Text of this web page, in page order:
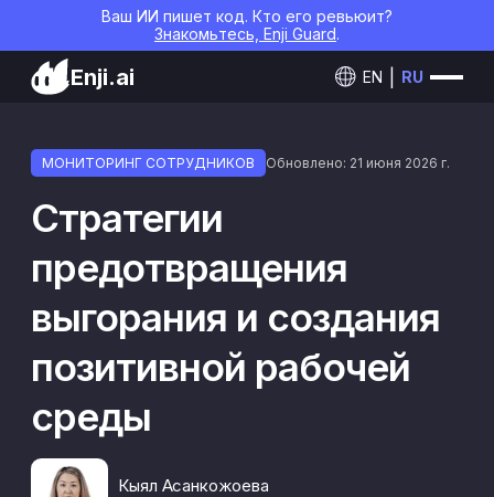
Ваш ИИ пишет код. Кто его ревьюит?
Знакомьтесь, Enji Guard.
Enji.ai EN RU
МОНИТОРИНГ СОТРУДНИКОВ Обновлено: 21 июня 2026 г.
Стратегии
предотвращения
выгорания и создания
позитивной рабочей
среды
Кыял Асанкожоева